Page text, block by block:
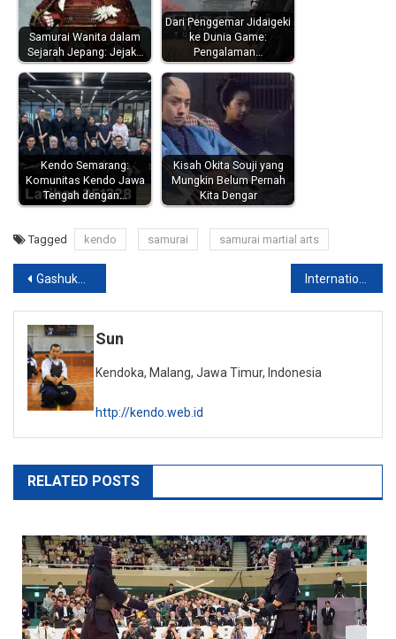
Samurai Wanita dalam
Sejarah Jepang: Jejak…
Dari Penggemar Jidaigeki
ke Dunia Game:
Pengalaman…
Kendo Semarang:
Komunitas Kendo Jawa
Tengah dengan…
Kisah Okita Souji yang
Mungkin Belum Pernah
Kita Dengar
Tagged kendo samurai samurai martial arts
Post
navigation
Gashuku Bogor part 2 International Grading & 4th East Java Kendo Tournament 2015
Sun
Kendoka, Malang, Jawa Timur, Indonesia
http://kendo.web.id
RELATED POSTS